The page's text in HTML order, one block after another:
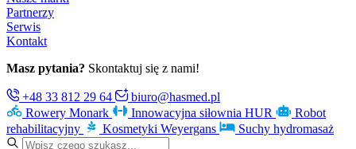
Partnerzy
Serwis
Kontakt
Masz pytania? Skontaktuj się z nami!
+48 33 812 29 64
biuro@hasmed.pl
Rowery Monark
Innowacyjna siłownia HUR
Robot
rehabilitacyjny
Kosmetyki Weyergans Suchy hydromasaż